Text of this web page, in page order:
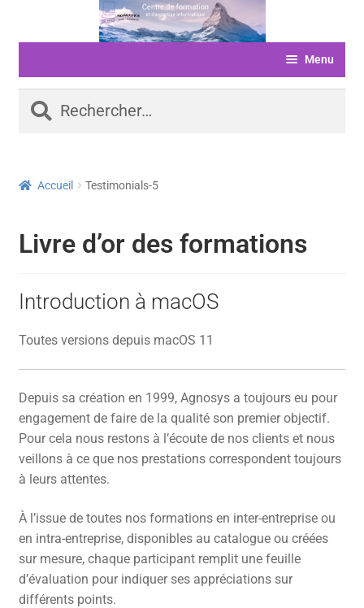
navigation
Menu
ACCUEIL
SERVICES
INFORMATIONS
FACEBOOK
YOUTUBE
PANIER
Accueil Testimonials-5
Livre d’or des formations
Introduction à macOS
Toutes versions depuis macOS 11
Depuis sa création en 1999, Agnosys a toujours eu pour
engagement de faire de la qualité son premier objectif.
Pour cela nous restons à l’écoute de nos clients et nous
veillons à ce que nos prestations correspondent toujours
à leurs attentes.
À l’issue de toutes nos formations en inter-entreprise ou
en intra-entreprise, disponibles au catalogue ou créées
sur mesure, chaque participant remplit une feuille
d’évaluation pour indiquer ses appréciations sur
différents points.